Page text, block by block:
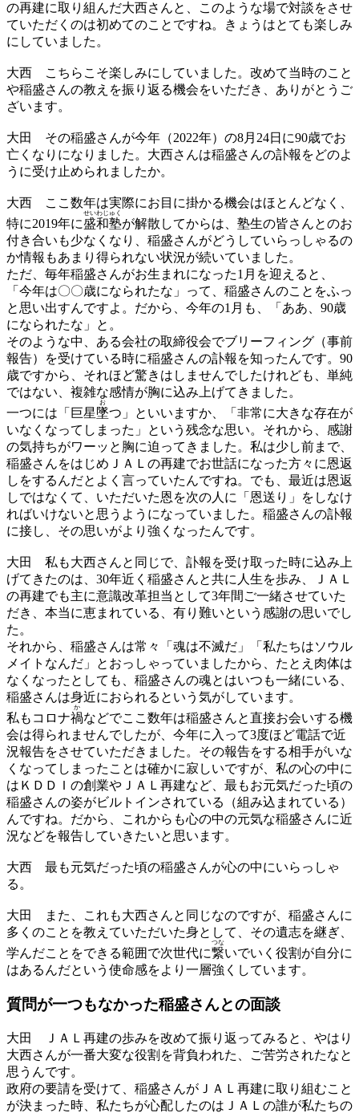
の再建に取り組んだ大西さんと、このような場で対談をさせ
ていただくのは初めてのことですね。きょうはとても楽しみ
にしていました。
大西 こちらこそ楽しみにしていました。改めて当時のこと
や稲盛さんの教えを振り返る機会をいただき、ありがとうご
ざいます。
大田
その稲盛さんが今年（2022年）の8月24日に90歳でお
亡くなりになりました。大西さんは稲盛さんの訃報をどのよ
うに受け止められましたか。
大西 ここ数年は実際にお目に掛かる機会はほとんどなく、
特に2019年に盛和塾
せいわじゅく
が解散してからは、塾生の皆さんとのお
付き合いも少なくなり、稲盛さんがどうしていらっしゃるの
か情報もあまり得られない状況が続いていました。
ただ、毎年稲盛さんがお生まれになった1月を迎えると、
「今年は〇〇歳になられたな」って、稲盛さんのことをふっ
と思い出すんですよ。だから、今年の1月も、「ああ、90歳
になられたな」と。
そのような中、ある会社の取締役会でブリーフィング（事前
報告）を受けている時に稲盛さんの訃報を知ったんです。90
歳ですから、それほど驚きはしませんでしたけれども、単純
ではない、複雑な感情が胸に込み上げてきました。
一つには「巨星墜
お
つ」といいますか、「非常に大きな存在が
いなくなってしまった」という残念な思い。それから、感謝
の気持ちがワーッと胸に迫ってきました。私は少し前まで、
稲盛さんをはじめＪＡＬの再建でお世話になった方々に恩返
しをするんだとよく言っていたんですね。でも、最近は恩返
しではなくて、いただいた恩を次の人に「恩送り」をしなけ
ればいけないと思うようになっていました。稲盛さんの訃報
に接し、その思いがより強くなったんです。
大田
私も大西さんと同じで、訃報を受け取った時に込み上
げてきたのは、30年近く稲盛さんと共に人生を歩み、ＪＡＬ
の再建でも主に意識改革担当として3年間ご一緒させていた
だき、本当に恵まれている、有り難いという感謝の思いでし
た。
それから、稲盛さんは常々「魂は不滅だ」「私たちはソウル
メイトなんだ」とおっしゃっていましたから、たとえ肉体は
なくなったとしても、稲盛さんの魂とはいつも一緒にいる、
稲盛さんは身近におられるという気がしています。
私もコロナ禍
か
などでここ数年は稲盛さんと直接お会いする機
会は得られませんでしたが、今年に入って3度ほど電話で近
況報告をさせていただきました。その報告をする相手がいな
くなってしまったことは確かに寂しいですが、私の心の中に
はＫＤＤＩの創業やＪＡＬ再建など、最もお元気だった頃の
稲盛さんの姿がビルトインされている（組み込まれている）
んですね。だから、これからも心の中の元気な稲盛さんに近
況などを報告していきたいと思います。
大西 最も元気だった頃の稲盛さんが心の中にいらっしゃ
る。
大田
また、これも大西さんと同じなのですが、稲盛さんに
多くのことを教えていただいた身として、その遺志を継ぎ、
学んだことをできる範囲で次世代に繋
つな
いでいく役割が自分に
はあるんだという使命感をより一層強くしています。
質問が一つもなかった稲盛さんとの面談
大田
ＪＡＬ再建の歩みを改めて振り返ってみると、やはり
大西さんが一番大変な役割を背負われた、ご苦労されたなと
思うんです。
政府の要請を受けて、稲盛さんがＪＡＬ再建に取り組むこと
が決まった時、私たちが心配したのはＪＡＬの誰が私たちの